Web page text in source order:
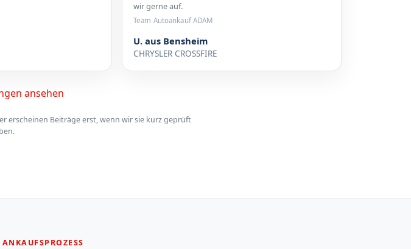
wir gerne auf.
Team Autoankauf ADAM
U. aus Bensheim
CHRYSLER CROSSFIRE
ansehen
erscheinen Beiträge erst, wenn wir sie kurz geprüft